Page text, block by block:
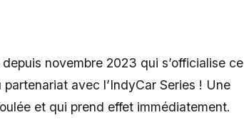
novembre 2023 qui s’officialise ce
avec l’IndyCar Series ! Une
et qui prend effet immédiatement.